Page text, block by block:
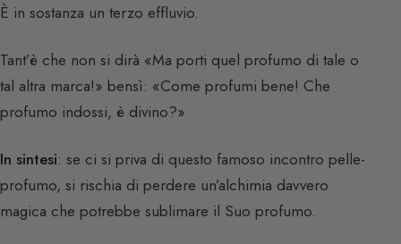
È in sostanza un terzo effluvio.
Tant’è che non si dirà «Ma porti quel profumo di tale o
tal altra marca!» bensì: «Come profumi bene! Che
profumo indossi, è divino?»
In sintesi: se ci si priva di questo famoso incontro pelle-
profumo, si rischia di perdere un’alchimia davvero
magica che potrebbe sublimare il Suo profumo.